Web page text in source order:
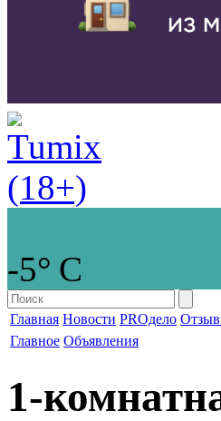
-5° С
Главная Новости PROдело
Главное Объявления
1-